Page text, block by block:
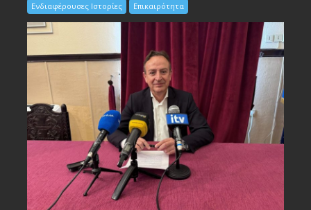
Ενδιαφέρουσες Ιστορίες Επικαιρότητα